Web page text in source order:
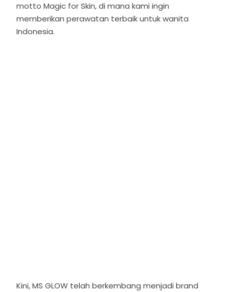
motto Magic for Skin, di mana kami ingin
memberikan perawatan terbaik untuk wanita
Indonesia.
Kini, MS GLOW telah berkembang menjadi brand